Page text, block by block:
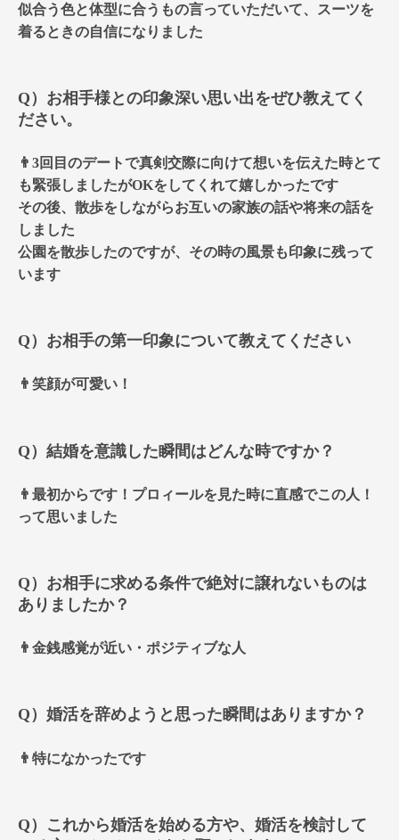
似合う色と体型に合うもの言っていただいて、スーツを
着るときの自信になりました
Q）お相手様との印象深い思い出をぜひ教えてく
ださい。
👨3回目のデートで真剣交際に向けて想いを伝えた時とて
も緊張しましたがOKをしてくれて嬉しかったです
その後、散歩をしながらお互いの家族の話や将来の話を
しました
公園を散歩したのですが、その時の風景も印象に残って
います
Q）お相手の第一印象について教えてください
👨笑顔が可愛い！
Q）結婚を意識した瞬間はどんな時ですか？
👨最初からです！プロィールを見た時に直感でこの人！
って思いました
Q）お相手に求める条件で絶対に譲れないものは
ありましたか？
👨金銭感覚が近い・ポジティブな人
Q）婚活を辞めようと思った瞬間はありますか？
👨特になかったです
Q）これから婚活を始める方や、婚活を検討して